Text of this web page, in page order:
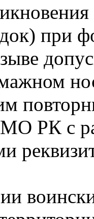
при
РК с